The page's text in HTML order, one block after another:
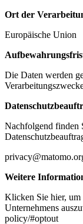
Ort der
Europäische Union
Die Daten werden
Nachfolgend finden
Weitere
Klicken Sie hier, um
Unternehmens
policy/#optout